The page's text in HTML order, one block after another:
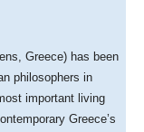
Greece) has been
philosophers in
important living
Greece’s